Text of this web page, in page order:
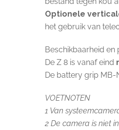
Optionele
het gebruik van
Beschikbaarheid en
De Z 8 is vanaf eind
De battery grip MB-
VOETNOTEN
1 Van
2 De camera is niet